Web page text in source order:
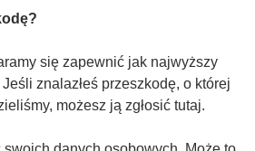
się zapewnić jak najwyższy
znalazłeś przeszkodę, o której
możesz ją zgłosić tutaj.